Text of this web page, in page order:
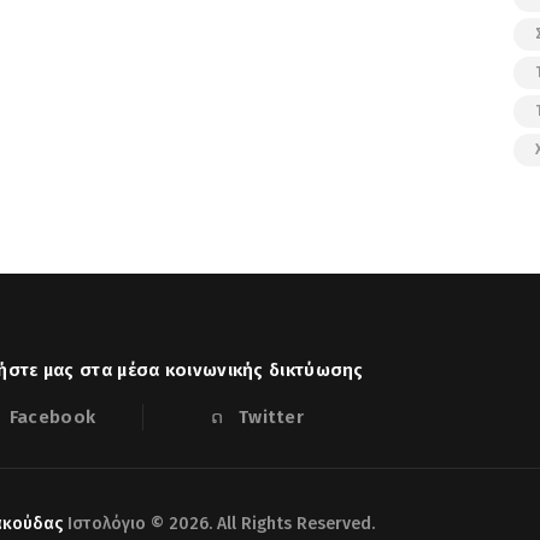
μας στα μέσα κοινωνικής δικτύωσης
Facebook Twitter
Ιστολόγιο © 2026. All Rights Reserved.